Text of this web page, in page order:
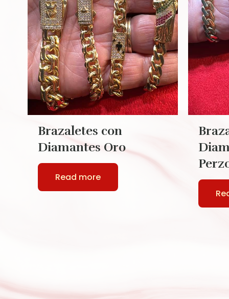
Brazaletes con
Diamantes Oro
Read more